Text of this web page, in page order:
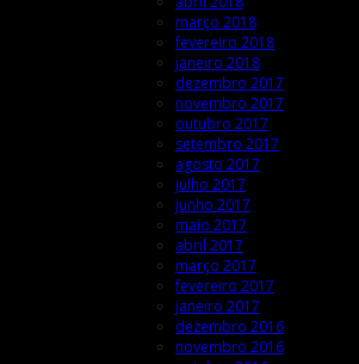
março 2018
fevereiro 2018
janeiro 2018
dezembro 2017
novembro 2017
outubro 2017
setembro 2017
agosto 2017
julho 2017
junho 2017
maio 2017
abril 2017
março 2017
fevereiro 2017
janeiro 2017
dezembro 2016
novembro 2016